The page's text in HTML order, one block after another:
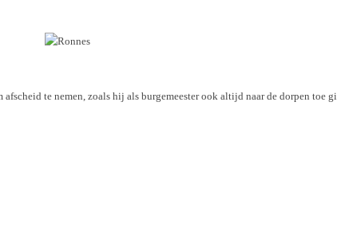
te nemen, zoals hij als burgemeester ook altijd naar de dorpen